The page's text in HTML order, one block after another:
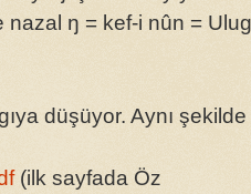
nazal ŋ = kef-i nûn = Ulug
düşüyor. Aynı şekilde
(ilk sayfada Öz